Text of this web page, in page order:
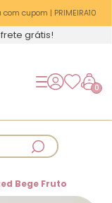
com cupom | PRIMEIRA10
grátis!
0
Bege Fruto